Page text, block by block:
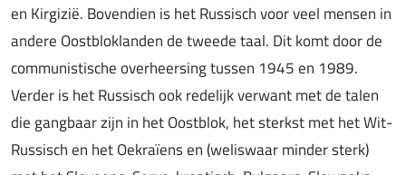
en Kirgizië. Bovendien is het Russisch voor veel mensen in
andere Oostbloklanden de tweede taal. Dit komt door de
communistische overheersing tussen 1945 en 1989.
Verder is het Russisch ook redelijk verwant met de talen
die gangbaar zijn in het Oostblok, het sterkst met het Wit-
Russisch en het Oekraïens en (weliswaar minder sterk)